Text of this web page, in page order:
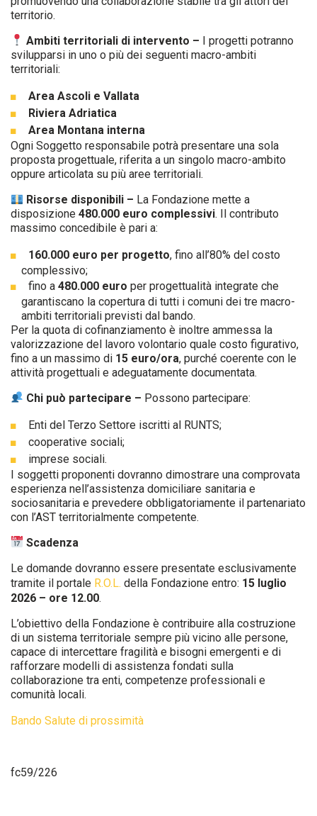
territorio.
Ambiti territoriali di intervento – I progetti potranno
svilupparsi in uno o più dei seguenti macro-ambiti
territoriali:
Area Ascoli e Vallata
Riviera Adriatica
Area Montana interna
Ogni Soggetto responsabile potrà presentare una sola
proposta progettuale, riferita a un singolo macro-ambito
oppure articolata su più aree territoriali.
Risorse disponibili – La Fondazione mette a
disposizione 480.000 euro complessivi. Il contributo
massimo concedibile è pari a:
160.000 euro per progetto, fino all’80% del costo
complessivo;
fino a 480.000 euro per progettualità integrate che
garantiscano la copertura di tutti i comuni dei tre macro-
ambiti territoriali previsti dal bando.
Per la quota di cofinanziamento è inoltre ammessa la
valorizzazione del lavoro volontario quale costo figurativo,
fino a un massimo di 15 euro/ora, purché coerente con le
attività progettuali e adeguatamente documentata.
Chi può partecipare – Possono partecipare:
Enti del Terzo Settore iscritti al RUNTS;
cooperative sociali;
imprese sociali.
I soggetti proponenti dovranno dimostrare una comprovata
esperienza nell’assistenza domiciliare sanitaria e
sociosanitaria e prevedere obbligatoriamente il partenariato
con l’AST territorialmente competente.
Scadenza
Le domande dovranno essere presentate esclusivamente
tramite il portale R.O.L. della Fondazione entro: 15 luglio
2026 – ore 12.00.
L’obiettivo della Fondazione è contribuire alla costruzione
di un sistema territoriale sempre più vicino alle persone,
capace di intercettare fragilità e bisogni emergenti e di
rafforzare modelli di assistenza fondati sulla
collaborazione tra enti, competenze professionali e
comunità locali.
Bando Salute di prossimità
fc59/226